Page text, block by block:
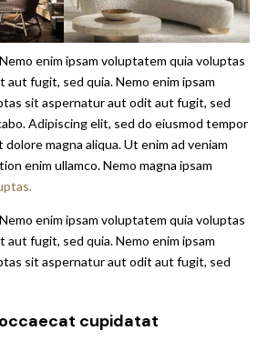
enim ipsam voluptatem quia voluptas
fugit, sed quia. Nemo enim ipsam
sit aspernatur aut odit aut fugit, sed
Adipiscing elit, sed do eiusmod tempor
magna aliqua. Ut enim ad veniam
enim ullamco. Nemo magna ipsam
enim ipsam voluptatem quia voluptas
fugit, sed quia. Nemo enim ipsam
sit aspernatur aut odit aut fugit, sed
cupidatat